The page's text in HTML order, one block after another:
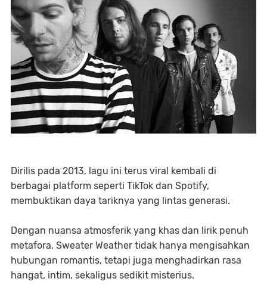
Dirilis pada 2013, lagu ini terus viral kembali di
berbagai platform seperti TikTok dan Spotify,
membuktikan daya tariknya yang lintas generasi.
Dengan nuansa atmosferik yang khas dan lirik penuh
metafora, Sweater Weather tidak hanya mengisahkan
hubungan romantis, tetapi juga menghadirkan rasa
hangat, intim, sekaligus sedikit misterius.